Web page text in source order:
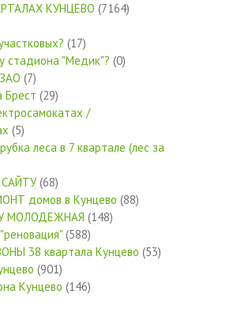
КУНЦЕВО (7164)
(17)
стадиона "Медик"? (0)
(7)
Брест (29)
/
(5)
леса в 7 квартале (лес за
(68)
домов в Кунцево (88)
МОЛОДЕЖНАЯ (148)
(588)
38 квартала Кунцево (53)
(901)
Кунцево (146)